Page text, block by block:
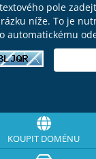
pole
níže. To je
automatickému
KOUPIT DOMÉNU